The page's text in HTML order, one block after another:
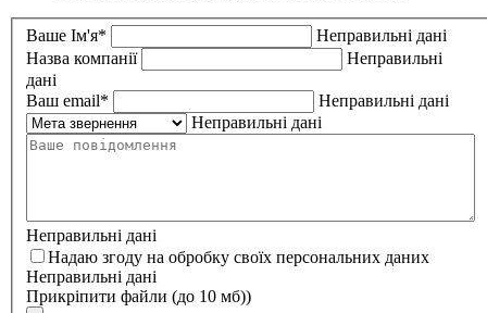
Ваше Ім'я*
Неправильні дані
Назва компанії
Неправильні
дані
Ваш email*
Неправильні дані
Неправильні дані
Неправильні дані
Надаю згоду на обробку своїх персональних даних
Неправильні дані
Прикрiпити файли (до 10 мб))